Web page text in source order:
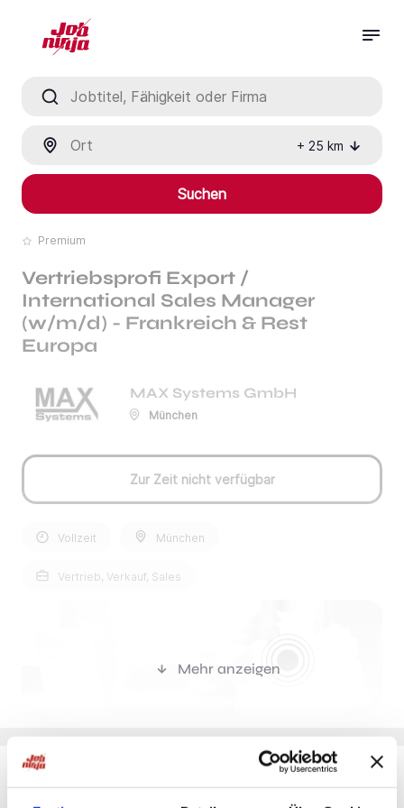
+ 25 km
Suchen
Premium
Vertriebsprofi Export /
International Sales Manager
(w/m/d) - Frankreich & Rest
Europa
MAX Systems GmbH
München
Zur Zeit nicht verfügbar
Vollzeit München
Vertrieb, Verkauf, Sales
Mehr anzeigen